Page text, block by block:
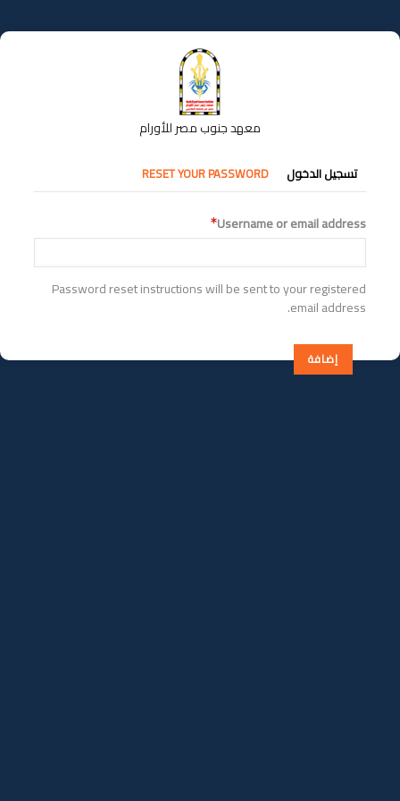
إلى
المحتوى
معهد جنوب مصر للأورام
التبويبات
الأساسية
تسجيل الدخول RESET YOUR PASSWORD
Username or email address
Password reset instructions will be sent to your registered
email address.